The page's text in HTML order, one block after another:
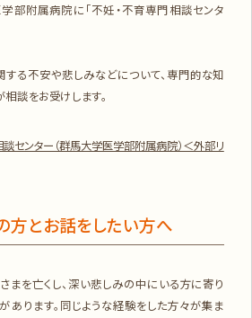
部附属病院に「不妊・不育専門相談センタ
する不安や悲しみなどについて、専門的な知
談をお受けします。
センター（群馬大学医学部附属病院）＜外部リ
方とお話をしたい方へ
まを亡くし、深い悲しみの中にいる方に寄り
あります。同じような経験をした方々が集ま